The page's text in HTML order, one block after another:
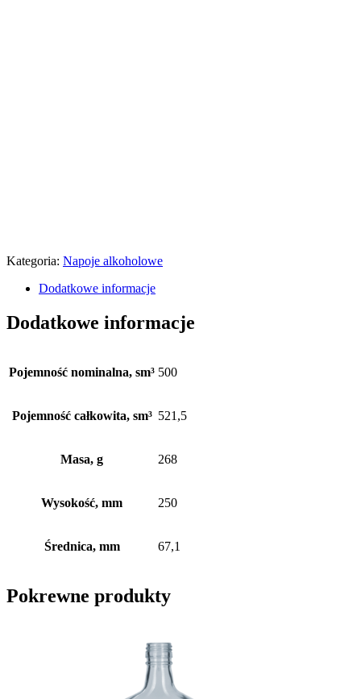
Kategoria: Napoje alkoholowe
Dodatkowe informacje
Dodatkowe informacje
Pojemność nominalna, sm³ 500
Pojemność całkowita, sm³ 521,5
Masa, g 268
Wysokość, mm 250
Średnica, mm 67,1
Pokrewne produkty